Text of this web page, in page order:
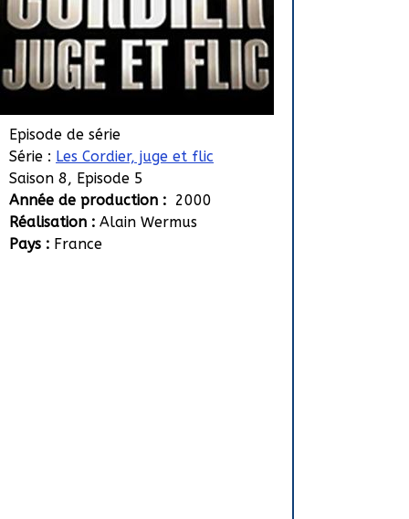
Episode de série
Série : Les Cordier, juge et flic
Saison 8, Episode 5
Année de production : 2000
Réalisation : Alain Wermus
Pays : France